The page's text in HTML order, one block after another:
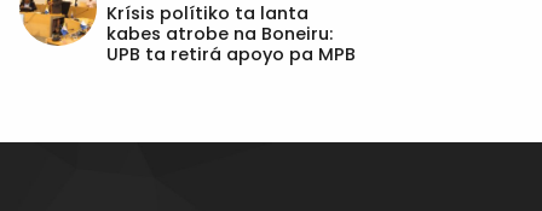
Krísis polítiko ta lanta
kabes atrobe na Boneiru:
UPB ta retirá apoyo pa MPB